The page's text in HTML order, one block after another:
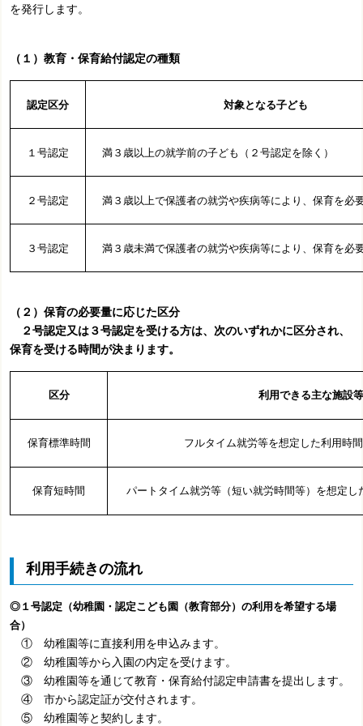
を発行します。
（１）教育・保育給付認定の種類
認定区分 対象となる子ども
１号認定 満３歳以上の就学前の子ども（２号認定を除く）
２号認定 満３歳以上で保護者の就労や疾病等により、保育を必
３号認定 満３歳未満で保護者の就労や疾病等により、保育を必
（２）保育の必要量に応じた区分
２号認定又は３号認定を受ける方は、次のいずれかに区分され、
保育を受ける時間が決まります。
区分 利用できる主な施設等
保育標準時間 フルタイム就労等を想定した利用時
保育短時間 パートタイム就労等（短い就労時間等）を想定
利用手続きの流れ
◎１号認定（幼稚園・認定こども園（教育部分）の利用を希望する場
合）
① 幼稚園等に直接利用を申込みます。
② 幼稚園等から入園の内定を受けます。
③ 幼稚園等を通じて教育・保育給付認定申請書を提出します。
④ 市から認定証が交付されます。
⑤ 幼稚園等と契約します。